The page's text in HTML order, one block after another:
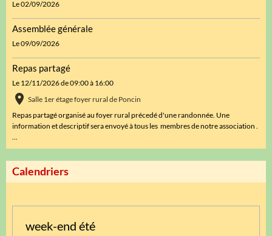
Le 02/09/2026
Assemblée générale
Le 09/09/2026
Repas partagé
Le 12/11/2026de 09:00à 16:00
Salle 1er étage foyer rural de Poncin
Repas partagé organisé au foyer rural précedé d'une randonnée. Une
information et descriptif sera envoyé à tous les membres de notre association .
Calendriers
week-end été